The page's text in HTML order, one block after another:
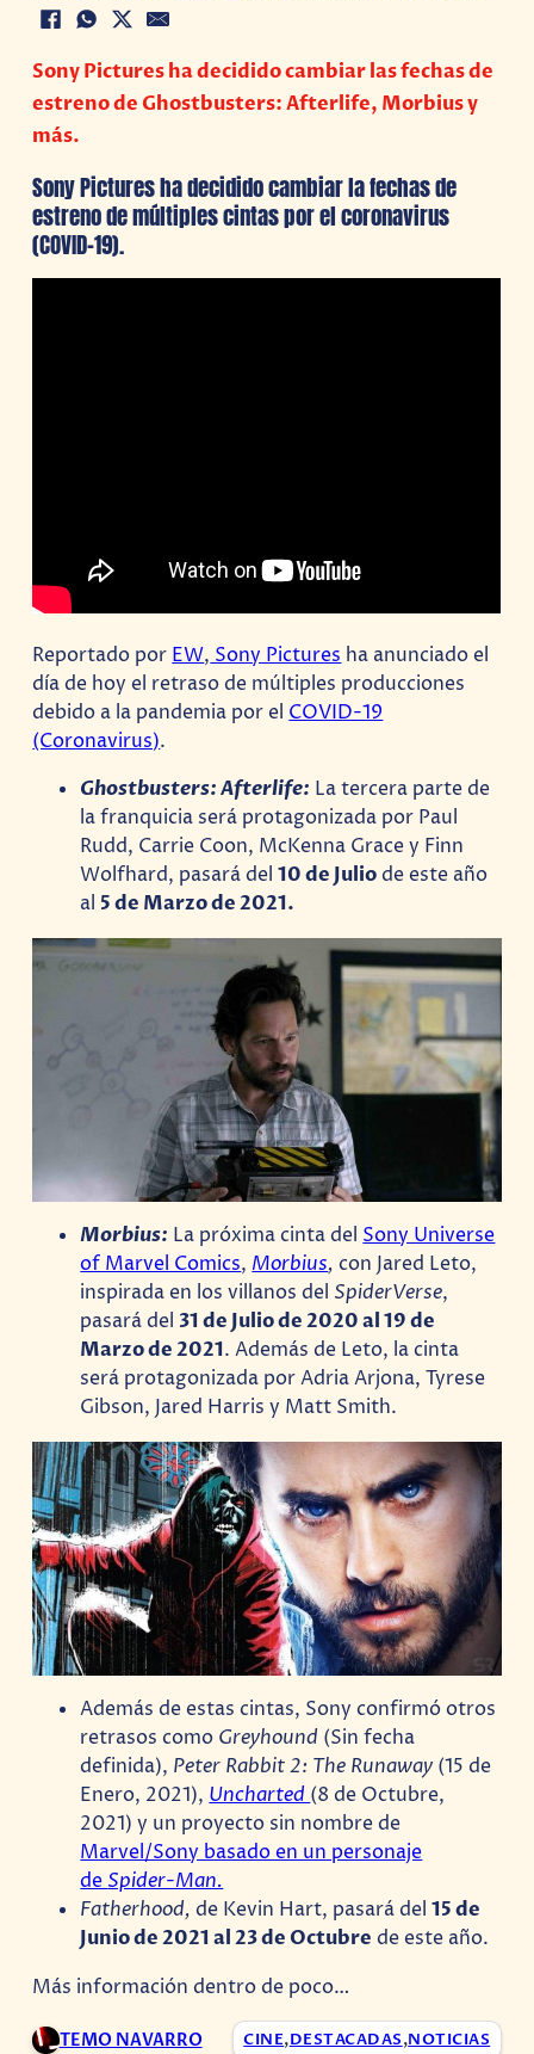
Sony Pictures ha decidido cambiar las fechas de
estreno de Ghostbusters: Afterlife, Morbius y
más.
Sony Pictures ha decidido cambiar la fechas de
estreno de múltiples cintas por el coronavirus
(COVID-19).
Reportado por EW, Sony Pictures ha anunciado el
día de hoy el retraso de múltiples producciones
debido a la pandemia por el COVID-19
(Coronavirus).
Ghostbusters: Afterlife: La tercera parte de
la franquicia será protagonizada por Paul
Rudd, Carrie Coon, McKenna Grace y Finn
Wolfhard, pasará del10 de Juliode este año
al 5 de Marzo de 2021.
Morbius: La próxima cinta del Sony Universe
of Marvel Comics, Morbius, con Jared Leto,
inspirada en los villanos del SpiderVerse,
pasará del 31 de Julio de 2020 al 19 de
Marzo de 2021. Además de Leto, la cinta
será protagonizada por Adria Arjona, Tyrese
Gibson, Jared Harris y Matt Smith.
Además de estas cintas, Sony confirmó otros
retrasos como Greyhound (Sin fecha
definida), Peter Rabbit 2: The Runaway (15 de
Enero, 2021), Uncharted (8 de Octubre,
2021) y un proyecto sin nombre de
Marvel/Sony basado en un personaje
de Spider-Man.
Fatherhood,de Kevin Hart, pasará del15 de
Junio de 2021 al 23 de Octubrede este año.
Más información dentro de poco…
TEMO NAVARRO CINE,DESTACADAS,NOTICIAS